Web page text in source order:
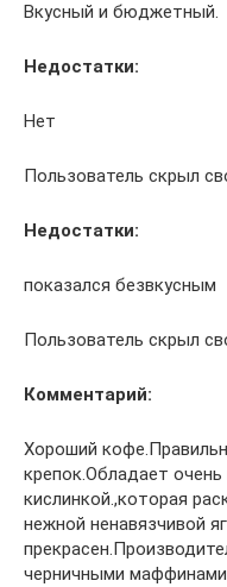
Вкусный и бюджетный.
Недостатки:
Нет
Пользователь скрыл
Недостатки:
показался безвкусным
Пользователь скрыл
Комментарий:
Хороший
крепок.Обладает
кислинкой.,которая
нежной ненавязчивой
черничными